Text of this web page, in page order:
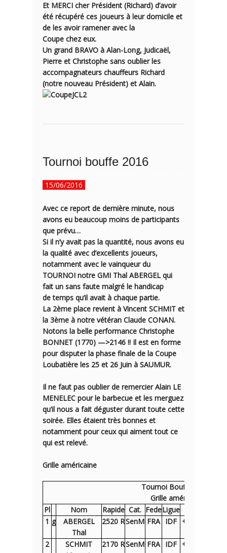
Et MERCI cher Président (Richard) d’avoir
été récupéré ces joueurs à leur domicile et
de les avoir ramener avec la
Coupe chez eux.
Un grand BRAVO à Alan-Long, Judicaël,
Pierre et Christophe sans oublier les
accompagnateurs chauffeurs Richard
(notre nouveau Président) et Alain.
Tournoi bouffe 2016
15/06/2016
Avec ce report de dernière minute, nous
avons eu beaucoup moins de participants
que prévu…
Si il n’y avait pas la quantité, nous avons eu
la qualité avec d’excellents joueurs,
notamment avec le vainqueur du
TOURNOI notre GMI Thal ABERGEL qui
fait un sans faute malgré le handicap
de temps qu’il avait à chaque partie.
La 2ème place revient à Vincent SCHMIT et
la 3ème à notre vétéran Claude CONAN.
Notons la belle performance Christophe
BONNET (1770) —>2146 !! Il est en forme
pour disputer la phase finale de la Coupe
Loubatière les 25 et 26 Juin à SAUMUR.
Il ne faut pas oublier de remercier Alain LE
MENELEC pour le barbecue et les merguez
qu’il nous a fait déguster durant toute cette
soirée. Elles étaient très bonnes et
notamment pour ceux qui aiment tout ce
qui est relevé.
Grille américaine
Tournoi Bouffe du
Grille américaine
Pl
Nom Rapide Cat. FedeLigue
1 g
ABERGEL
Thal
2520 RSenM FRA IDF + 3B
2
SCHMIT
2170 RSenM FRA IDF + 7B